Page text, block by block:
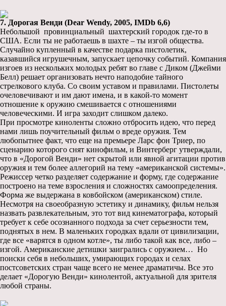
7. Дорогая Венди (Dear Wendy, 2005, IMDb 6,6)
Небольшой провинциальный шахтерский городок где-то в
США. Если ты не работаешь в шахте – ты изгой общества.
Случайно купленный в качестве подарка пистолетик,
казавшийся игрушечным, запускает цепочку событий. Компания
изгоев из нескольких молодых ребят во главе с Диком (Джейми
Белл) решает организовать нечто наподобие тайного
стрелкового клуба. Со своим уставом и правилами. Пистолеты
очеловечивают и им дают имена, и в какой-то момент
отношение к оружию смешивается с отношениями
человеческими. И игра заходит слишком далеко.
При просмотре киноленты сложно отбросить идею, что перед
нами лишь поучительный фильм о вреде оружия. Тем
любопытнее факт, что еще на премьере Ларс фон Триер, по
сценарию которого снят кинофильм, и Винтерберг утверждали,
что в «Дорогой Венди» нет скрытой или явной агитации против
оружия и тем более аллегорий на тему «американской системы».
Режиссер четко разделяет содержание и форму, где содержание
построено на теме взросления и сложностях самоопределения.
Форма же выдержана в ковбойском (американском) стиле.
Несмотря на своеобразную эстетику и динамику, фильм нельзя
назвать развлекательным, это тот вид кинематографа, который
требует к себе осознанного подхода за счет серьезности тем,
поднятых в нем. В маленьких городках вдали от цивилизации,
где все «варятся в одном котле», ты либо такой как все, либо –
изгой. Американские детишки заигрались с оружием… Но
поиски себя в небольших, умирающих городах и селах
постсоветских стран чаще всего не менее драматичы. Все это
делает «Дорогую Венди» кинолентой, актуальной для зрителя
любой страны.